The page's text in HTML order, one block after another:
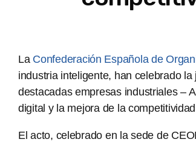
La Confederación Española de
industria inteligente, han celebrado la
destacadas empresas industriales –
digital y la mejora de la
El acto, celebrado en la sede de